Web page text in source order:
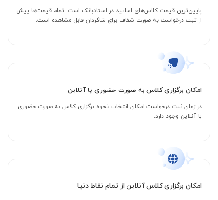
پایین‌ترین قیمت کلاس‌های اساتید در استادبانک است. تمام قیمت‌ها پیش
از ثبت درخواست به صورت شفاف برای شاگردان قابل مشاهده است.
امکان برگزاری کلاس به صورت حضوری یا آنلاین
در زمان ثبت درخواست امکان انتخاب نحوه برگزاری کلاس به صورت حضوری
یا آنلاین وجود دارد.
امکان برگزاری کلاس آنلاین از تمام نقاط دنیا